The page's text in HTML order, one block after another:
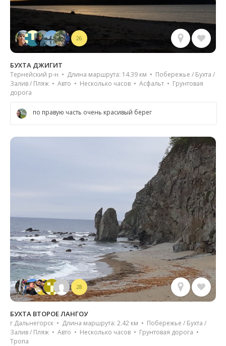
26
БУХТА ДЖИГИТ
Тернейский р-н • Длина маршрута: 14.39 км • Побережье / Бухта /
Залив / Пляж • Авто • Несколько часов • Асфальт • Грунтовая
дорога
по правую часть очень красивый берег
28
БУХТА ВТОРОЕ ЛАНГОУ
г Дальнегорск • Длина маршрута: 2.42 км • Побережье / Бухта /
Залив / Пляж • Авто • Несколько часов • Грунтовая дорога •
Тропа